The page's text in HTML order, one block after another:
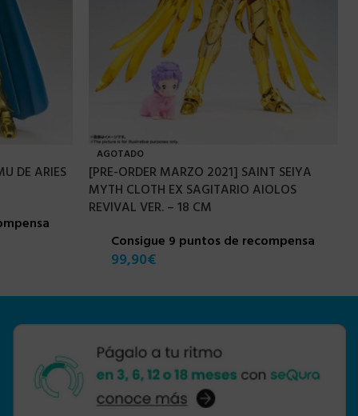
DE ARIES
AGOTADO
[PRE-ORDER MARZO 2021] SAINT SEIYA
MYTH CLOTH EX SAGITARIO AIOLOS
REVIVAL VER. – 18 CM
Consigue 9 puntos de recompensa
99,90€